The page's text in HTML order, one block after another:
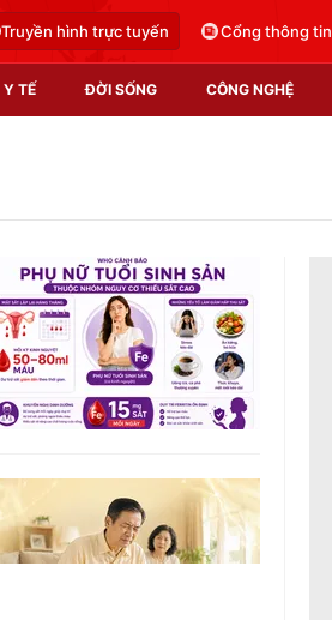
Truyền hình trực tuyến Cổng thông tin
Y TẾ ĐỜI SỐNG CÔNG NGHỆ
Video
Shorts video
Podcast
EMagazine
Photo
Infographic
Góc ảnh